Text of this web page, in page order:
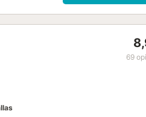
suave y relajante. → 1
en autobús (las líneas 111
la información
69